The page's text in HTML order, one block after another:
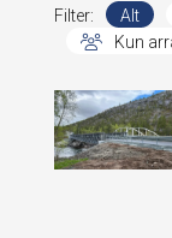
Filter: Alt
Kun